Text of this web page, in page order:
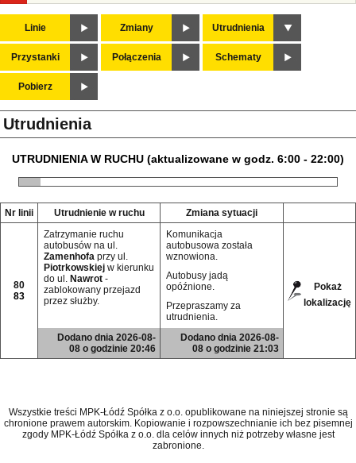
Linie Zmiany Utrudnienia
Przystanki Połączenia Schematy
Pobierz
Utrudnienia
UTRUDNIENIA W RUCHU (aktualizowane w godz. 6:00 - 22:00)
Nr linii Utrudnienie w ruchu Zmiana sytuacji
80
83
Zatrzymanie ruchu
autobusów na ul.
Zamenhofa przy ul.
Piotrkowskiej w kierunku
do ul. Nawrot -
zablokowany przejazd
przez służby.
Komunikacja
autobusowa została
wznowiona.
Autobusy jadą
opóźnione.
Przepraszamy za
utrudnienia.
Pokaż
lokalizację
Dodano dnia 2026-08-
08 o godzinie 20:46
Dodano dnia 2026-08-
08 o godzinie 21:03
Wszystkie treści MPK-Łódź Spółka z o.o. opublikowane na niniejszej stronie są
chronione prawem autorskim. Kopiowanie i rozpowszechnianie ich bez pisemnej
zgody MPK-Łódź Spółka z o.o. dla celów innych niż potrzeby własne jest
zabronione.